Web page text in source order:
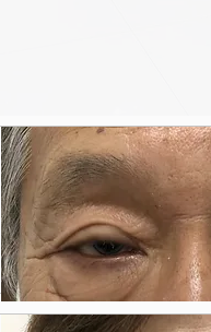
施術内容 眼瞼下垂